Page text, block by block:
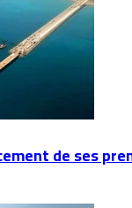
de ses